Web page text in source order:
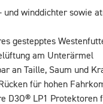
und winddichter sowie
gestepptes
am Unterärmel
an Taille, Saum und
für hohen
D3O® LP1 Protektoren